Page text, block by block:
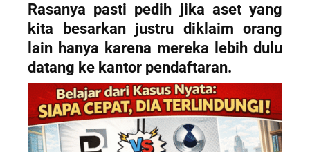
Rasanya pasti pedih jika aset yang
kita besarkan justru diklaim orang
lain hanya karena mereka lebih dulu
datang ke kantor pendaftaran.